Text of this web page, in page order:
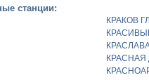
станции:
КРАКОВ ГЛ
КРАСНАЯ